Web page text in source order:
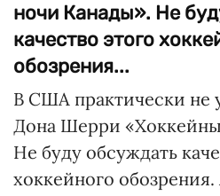
ночи Канады». Не
качество этого
обозрения...
В США практически не
Дона Шерри
Не буду обсуждать
хоккейного